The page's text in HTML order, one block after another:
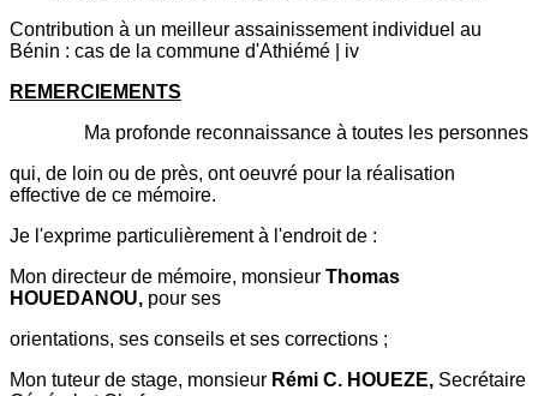
Contribution à un meilleur assainissement individuel au
Bénin : cas de la commune d'Athiémé | iv
REMERCIEMENTS
Ma profonde reconnaissance à toutes les personnes
qui, de loin ou de près, ont oeuvré pour la réalisation
effective de ce mémoire.
Je l'exprime particulièrement à l'endroit de :
Mon directeur de mémoire, monsieur Thomas
HOUEDANOU, pour ses
orientations, ses conseils et ses corrections ;
Mon tuteur de stage, monsieur Rémi C. HOUEZE, Secrétaire